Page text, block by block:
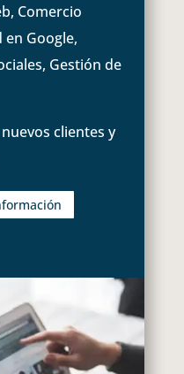
Comercio
Google,
Gestión de
clientes y